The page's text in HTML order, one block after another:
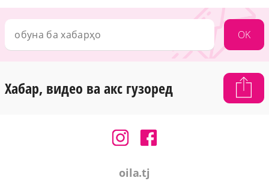
OK
Хабар, видео ва акс гузоред
oila.tj